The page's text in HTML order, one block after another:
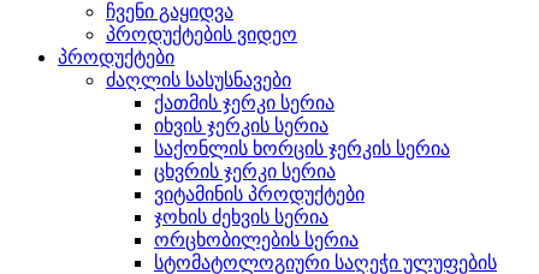
ჩვენი გაყიდვა
პროდუქტების ვიდეო
პროდუქტები
ძაღლის სასუსნავები
ქათმის ჯერკი სერია
იხვის ჯერკის სერია
საქონლის ხორცის ჯერკის სერია
ცხვრის ჯერკი სერია
ვიტამინის პროდუქტები
ჯოხის ძეხვის სერია
ორცხობილების სერია
სტომატოლოგიური საღეჭი ულუფების